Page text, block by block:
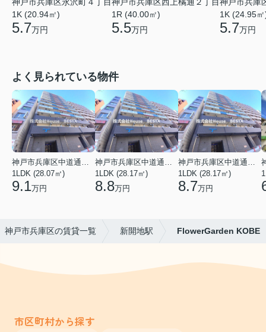
1K (20.94㎡)
5.7万円
1R (40.00㎡)
5.5万円
1K (24.95
5.7万円
よく見られている物件
1LDK (28.07㎡)
9.1万円
1LDK (28.17㎡)
8.8万円
1LDK (28.17㎡)
8.7万円
神戸市兵庫区の賃貸一覧 新開地駅 FlowerGarden KOBE
市区町村から探す